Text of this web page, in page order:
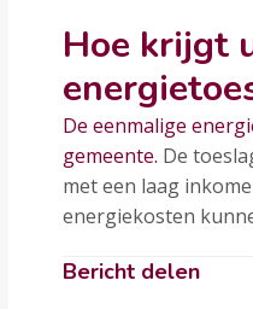
Hoe krijgt
De eenmalige
gemeente. De
met een laag
energiekosten
Bericht delen